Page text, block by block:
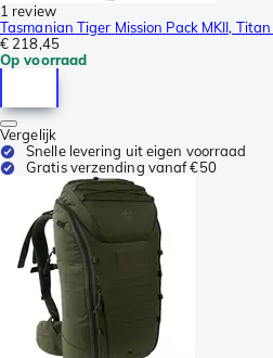
1 review
Tasmanian Tiger Mission Pack MKII,
€ 218,45
Op voorraad
Vergelijk
Snelle levering uit eigen voorraad
Gratis verzending vanaf €50